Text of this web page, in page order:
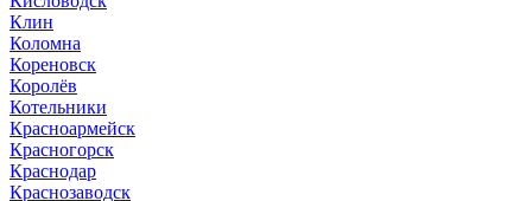
Клин
Коломна
Кореновск
Королёв
Котельники
Красноармейск
Красногорск
Краснодар
Краснозаводск